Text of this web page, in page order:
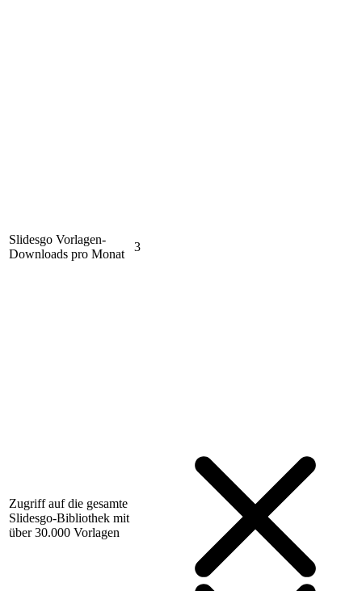
Slidesgo Vorlagen-
Downloads pro Monat
3
Zugriff auf die gesamte
Slidesgo-Bibliothek mit
über 30.000 Vorlagen